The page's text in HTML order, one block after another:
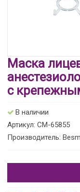
Маска
с
В наличии
Артикул: CM-65855
Производитель: